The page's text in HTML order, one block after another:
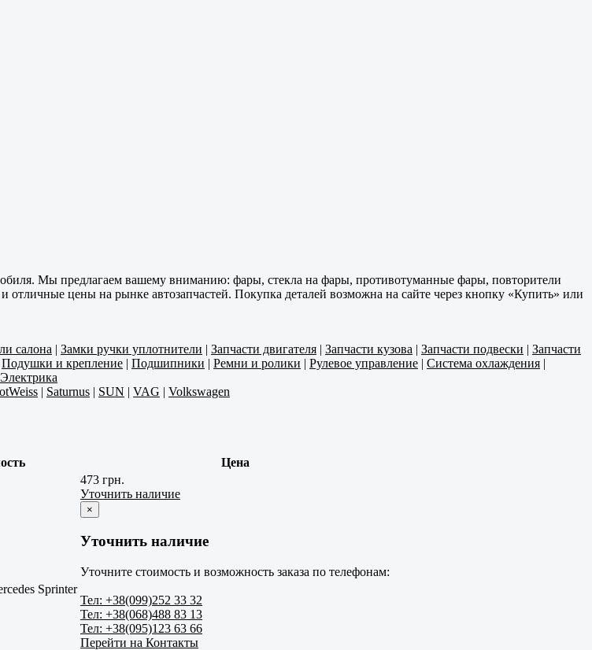
Мы предлагаем вашему вниманию: фары, стекла на фары, противотуманные фары, повторители
цены на рынке автозапчастей. Покупка деталей возможна на сайте через кнопку «Купить» или
салона | Замки ручки уплотнители | Запчасти двигателя | Запчасти кузова | Запчасти подвески | Запчасти
Подушки и крепление | Подшипники | Ремни и ролики | Рулевое управление | Система охлаждения |
Электрика
| Saturnus | SUN | VAG | Volkswagen
Цена
Sprinter
473 грн.
Уточнить наличие
×
Уточнить наличие
Уточните стоимость и возможность заказа по телефонам:
Тел: +38(099)252 33 32
Тел: +38(068)488 83 13
Тел: +38(095)123 63 66
Перейти на Контакты